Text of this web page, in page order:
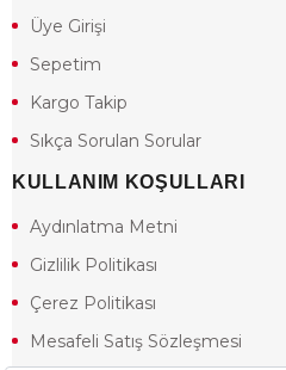
Üye Girişi
Sepetim
Kargo Takip
Sıkça Sorulan Sorular
KULLANIM KOŞULLARI
Aydınlatma Metni
Gizlilik Politikası
Çerez Politikası
Mesafeli Satış Sözleşmesi